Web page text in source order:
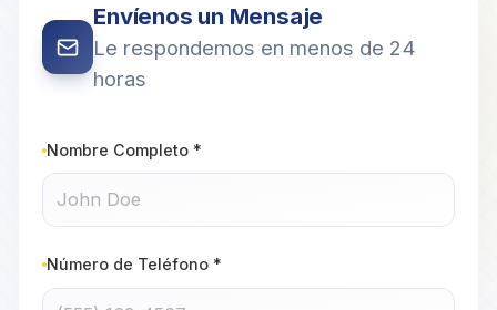
Envíenos un Mensaje
Le respondemos en menos de 24
horas
Nombre Completo *
Número de Teléfono *